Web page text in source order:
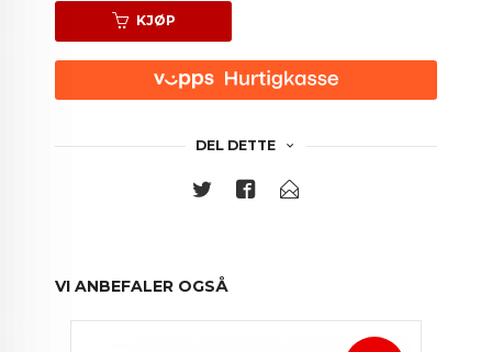
KJØP
DEL DETTE
VI ANBEFALER OGSÅ